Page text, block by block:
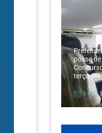
posse
terça-
24/